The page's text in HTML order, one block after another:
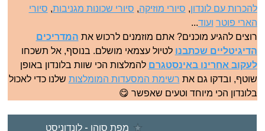
להכרות עם לונדון, סיורי מוזיקה, סיורי שכונות מגניבות, סיורי
הארי פוטר ועוד...
רוצים להגיע מוכנים? אתם מוזמנים לרכוש את המדריכים
הדיגיטליים שכתבנו לטיול עצמאי מושלם. בנוסף, אל תשכחו
לעקוב אחרינו באינסטגרם להמלצות הכי שוות בלונדון באופן
שוטף, ובדקו גם את רשימת המסעדות המומלצות שלנו כדי לאכול
בלונדון הכי מיוחד וטעים שאפשר 😋